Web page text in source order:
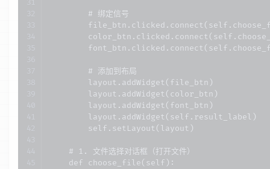
        # 绑定信号
        # 添加到布局
        layout.addWidget(file_btn)
        layout.addWidget(color_btn)
        layout.addWidget(font_btn)
        layout.addWidget(self.result_label)
        self.setLayout(layout)
    # 1. 文件选择对话框（打开文件）
    def choose_file(self):